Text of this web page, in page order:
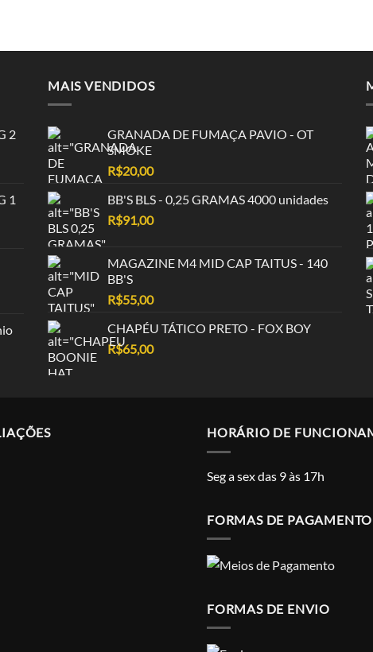
2
1
MAIS VENDIDOS
GRANADA DE FUMAÇA PAVIO - OT
SMOKE
R$20,00
BB'S BLS - 0,25 GRAMAS 4000 unidades
R$91,00
MAGAZINE M4 MID CAP TAITUS - 140
BB'S
R$55,00
CHAPÉU TÁTICO PRETO - FOX BOY
R$65,00
HORÁRIO DE
Seg a sex das 9 às 17h
FORMAS DE PAGAMENTO
FORMAS DE ENVIO